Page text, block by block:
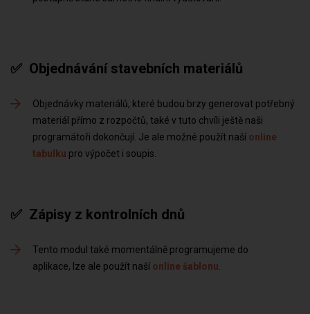
✅ Objednávání stavebních materiálů
Objednávky materiálů, které budou brzy generovat potřebný
materiál přímo z rozpočtů, také v tuto chvíli ještě naši
programátoři dokončují. Je ale možné použít naší online
tabulku pro výpočet i soupis
✅ Zápisy z kontrolních dnů
Tento modul také momentálně programujeme do
aplikace, lze ale použít naší online šablonu